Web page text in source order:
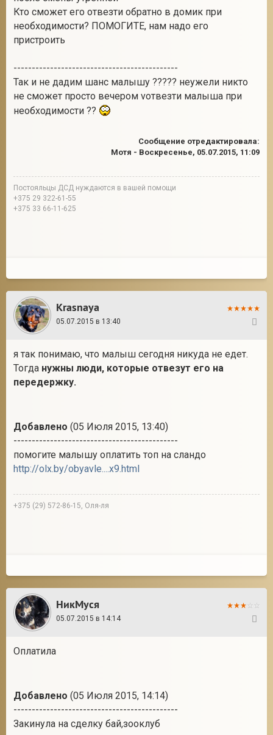
Кто сможет его отвезти обратно в домик при
необходимости? ПОМОГИТЕ, нам надо его
пристроить
---------------------------------------------
Так и не дадим шанс малышу ????? неужели никто
не сможет просто вечером vотвезти малыша при
необходимости ??
Сообщение отредактировала:
Мотя - Воскресенье, 05.07.2015, 11:09
Постояльцы ДСД нуждаются в вашей помощи
+375 29 322-61-55
+375 33 66-11-625
Krasnaya
05.07.2015 в 13:40
я так понимаю, что малыш сегодня никуда не едет.
Тогда нужны люди, которые отвезут его на
передержку.
Добавлено (05 Июля 2015, 13:40)
---------------------------------------------
помогите малышу оплатить топ на сландо
http://olx.by/obyavle....x9.html
+375 (29) 572-86-15, Оля-ля
НикМуся
05.07.2015 в 14:14
Оплатила
Добавлено (05 Июля 2015, 14:14)
---------------------------------------------
Закинула на сделку бай,зооклуб